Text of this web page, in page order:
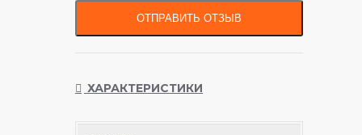
ОТПРАВИТЬ ОТЗЫВ
ХАРАКТЕРИСТИКИ